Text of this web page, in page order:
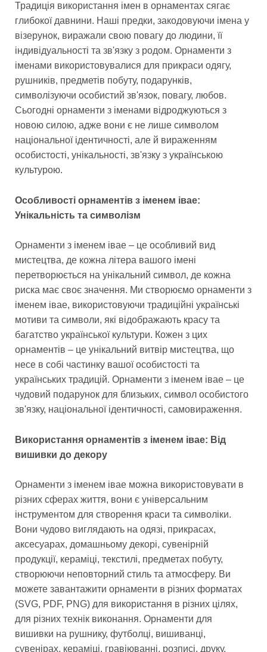
Традиція використання імен в орнаментах сягає
глибокої давнини. Наші предки, закодовуючи імена у
візерунок, виражали свою повагу до людини, її
індивідуальності та зв'язку з родом. Орнаменти з
іменами використовувалися для прикраси одягу,
рушників, предметів побуту, подарунків,
символізуючи особистий зв'язок, повагу, любов.
Сьогодні орнаменти з іменами відроджуються з
новою силою, адже вони є не лише символом
національної ідентичності, але й вираженням
особистості, унікальності, зв'язку з українською
культурою.
Особливості орнаментів з іменем івае:
Унікальність та символізм
Орнаменти з іменем івае – це особливий вид
мистецтва, де кожна літера вашого імені
перетворюється на унікальний символ, де кожна
риска має своє значення. Ми створюємо орнаменти з
іменем івае, використовуючи традиційні українські
мотиви та символи, які відображають красу та
багатство української культури. Кожен з цих
орнаментів – це унікальний витвір мистецтва, що
несе в собі частинку вашої особистості та
українських традицій. Орнаменти з іменем івае – це
чудовий подарунок для близьких, символ особистого
зв'язку, національної ідентичності, самовираження.
Використання орнаментів з іменем івае: Від
вишивки до декору
Орнаменти з іменем івае можна використовувати в
різних сферах життя, вони є універсальним
інструментом для створення краси та символіки.
Вони чудово виглядають на одязі, прикрасах,
аксесуарах, домашньому декорі, сувенірній
продукції, кераміці, текстилі, предметах побуту,
створюючи неповторний стиль та атмосферу. Ви
можете завантажити орнаменти в різних форматах
(SVG, PDF, PNG) для використання в різних цілях,
для різних технік виконання. Орнаменти для
вишивки на рушнику, футболці, вишиванці,
сувенірах, кераміці, гравіюванні, розписі, друку,